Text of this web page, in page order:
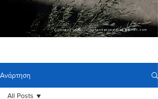
Contact info: ikonandassociates@gmail.com
Ανάρτηση
All Posts